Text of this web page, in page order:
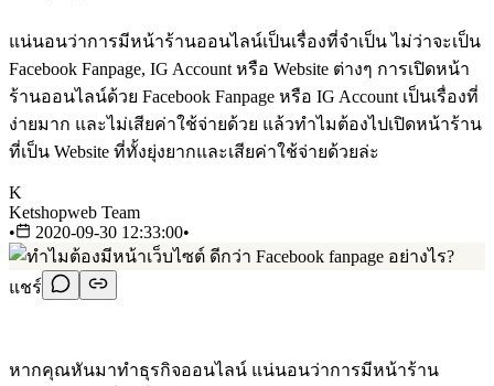
แน่นอนว่าการมีหน้าร้านออนไลน์เป็นเรื่องที่จำเป็น ไม่ว่าจะเป็น
Facebook Fanpage, IG Account หรือ Website ต่างๆ การเปิดหน้า
ร้านออนไลน์ด้วย Facebook Fanpage หรือ IG Account เป็นเรื่องที่
ง่ายมาก และไม่เสียค่าใช้จ่ายด้วย แล้วทำไมต้องไปเปิดหน้าร้าน
ที่เป็น Website ที่ทั้งยุ่งยากและเสียค่าใช้จ่ายด้วยล่ะ
K
Ketshopweb Team
•
2020-09-30 12:33:00•
แชร์
หากคุณหันมาทำธุรกิจออนไลน์ แน่นอนว่าการมีหน้าร้าน